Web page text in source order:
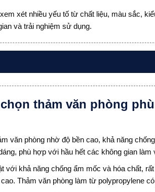
xét nhiều yếu tố từ chất liệu, màu sắc,
và trải nghiệm sử dụng.
thảm văn phòng
văn phòng nhờ độ bền cao, khả năng
phù hợp với hầu hết các không gian làm
với khả năng chống ẩm mốc và hóa chất,
Thảm văn phòng làm từ polypropylene